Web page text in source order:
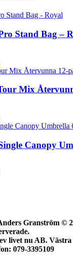
Stand Bag –
Mix
Canopy
Granström ©
livet nu AB.
079-3395109